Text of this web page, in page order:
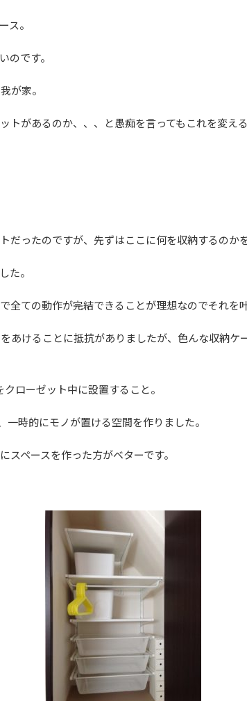
ス。
のです。
が家。
トがあるのか、、、と愚痴を言ってもこれを変え
だったのですが、先ずはここに何を収納するのか
た。
全ての動作が完結できることが理想なのでそれを
あけることに抵抗がありましたが、色んな収納ケ
ローゼット中に設置すること。
時的にモノが置ける空間を作りました。
ペースを作った方がベターです。